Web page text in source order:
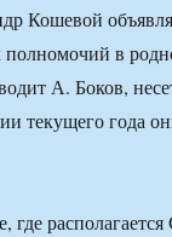
Кошевой
в
А. Боков,
текущего года
где